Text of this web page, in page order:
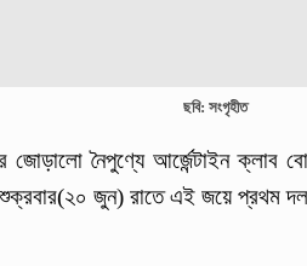
ছবি: সংগৃহীত
জোড়ালো নৈপুণ্যে আর্জেন্টাইন ক্লাব
শুক্রবার(২০ জুন) রাতে এই জয়ে প্রথম